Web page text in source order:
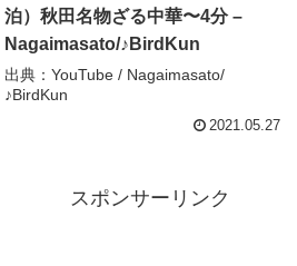
泊）秋田名物ざる中華〜4分 –
Nagaimasato/♪BirdKun
出典：YouTube / Nagaimasato/
♪BirdKun
2021.05.27
スポンサーリンク